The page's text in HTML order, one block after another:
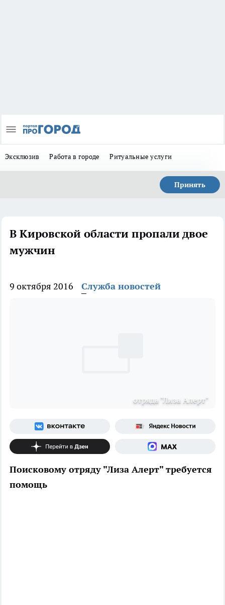
Эксклюзив Работа в городе Ритуальные услуги
Принять
В Кировской области пропали двое
мужчин
9 октября 2016 Служба новостей
отряда "Лиза Алерт"
Поисковому отряду "Лиза Алерт" требуется
помощь